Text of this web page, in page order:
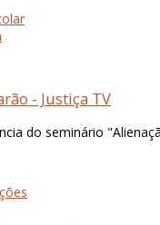
- Justiça TV
do seminário